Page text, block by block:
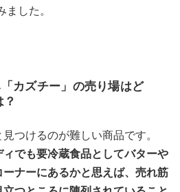
した。
カズチー」の売り場はど
つけるのが難しい商品です。
でも要冷蔵食品としてバターや
ナーにあるかと思えば、売れ筋